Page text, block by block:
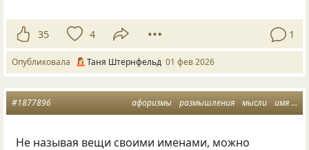
35 4 1
Опубликовала Таня Штернфельд 01 фев 2026
афоризмы размышления мысли имя
#1877896
Не называя вещи своими именами, можно